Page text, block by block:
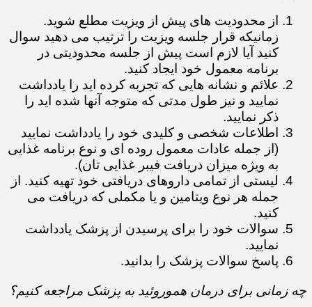
از محدودیت های پیش از ویزیت مطلع شوید.
زمانیکه قرار جلسه ویزیت را ترتیب می دهید سوال
کنید آیا لازم است پیش از جلسه محدودیتی در
برنامه معمول خود ایجاد کنید.
علائم و نشانه هایی که تجربه کرده اید را یادداشت
نمایید و نیز طول مدتی که متوجه آنها شده اید را
ذکر نمایید.
اطلاعات شخصی و کلیدی خود را یادداشت نمایید
(از جمله عادات معمول روده ای و نوع برنامه غذایی
به ویژه میزان دریافت فیبر غذایی تان).
لیستی از تمامی داروهای دریافتی خود تهیه کنید. از
جمله هر نوع ویتامین و یا مکملی که دریافت می
کنید.
سوالات خود را برای پرسیدن از پزشک یادداشت
نمایید.
پاسخ سوالات پزشک را بدانید.
چه زمانی برای درمان هموروئید به پزشک مراجعه کنیم؟